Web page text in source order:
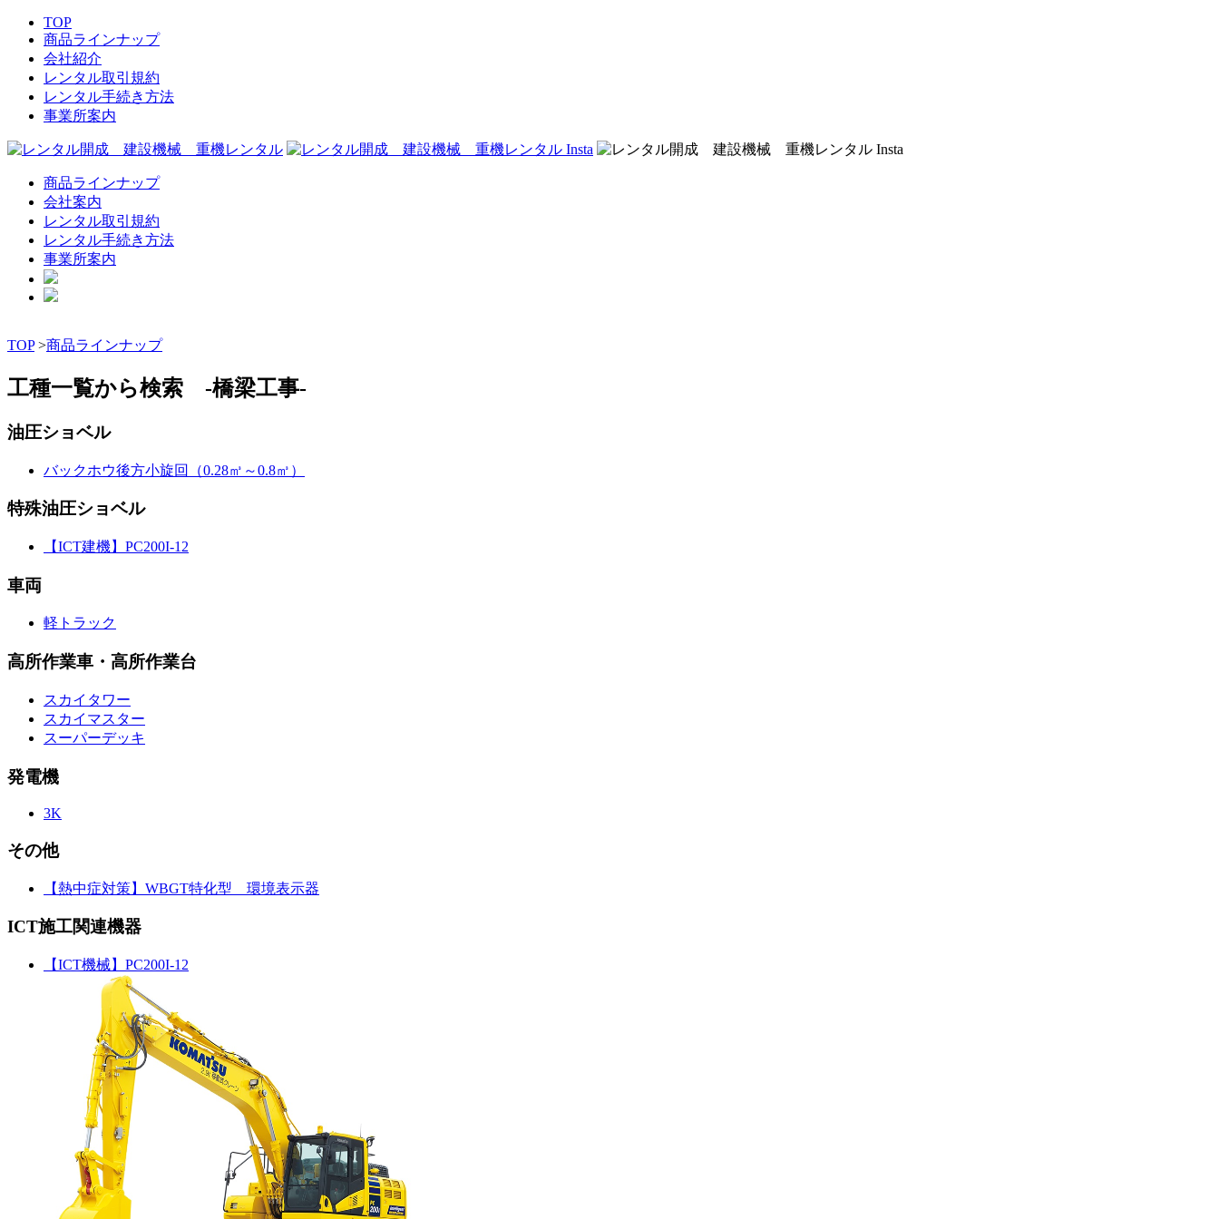
TOP
商品ラインナップ
会社紹介
レンタル取引規約
レンタル手続き方法
事業所案内
商品ラインナップ
会社案内
レンタル取引規約
レンタル手続き方法
事業所案内
TOP>商品ラインナップ
工種一覧から検索 -橋梁工事-
油圧ショベル
バックホウ後方小旋回（0.28㎥～0.8㎥）
特殊油圧ショベル
【ICT建機】PC200I-12
車両
軽トラック
高所作業車・高所作業台
スカイタワー
スカイマスター
スーパーデッキ
発電機
3K
その他
【熱中症対策】WBGT特化型 環境表示器
ICT施工関連機器
【ICT機械】PC200I-12